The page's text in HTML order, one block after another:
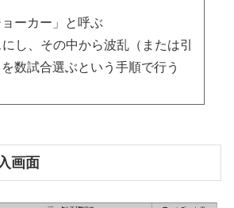
ーカー」と呼ぶ
し、その中から波乱（または引
数試合選ぶという手順で行う
画面